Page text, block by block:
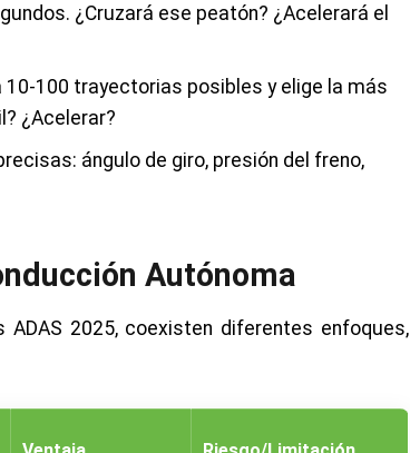
¿Cruzará ese peatón? ¿Acelerará el
10-100 trayectorias posibles y elige la más
¿Acelerar?
ángulo de giro, presión del freno,
Autónoma
2025, coexisten diferentes enfoques,